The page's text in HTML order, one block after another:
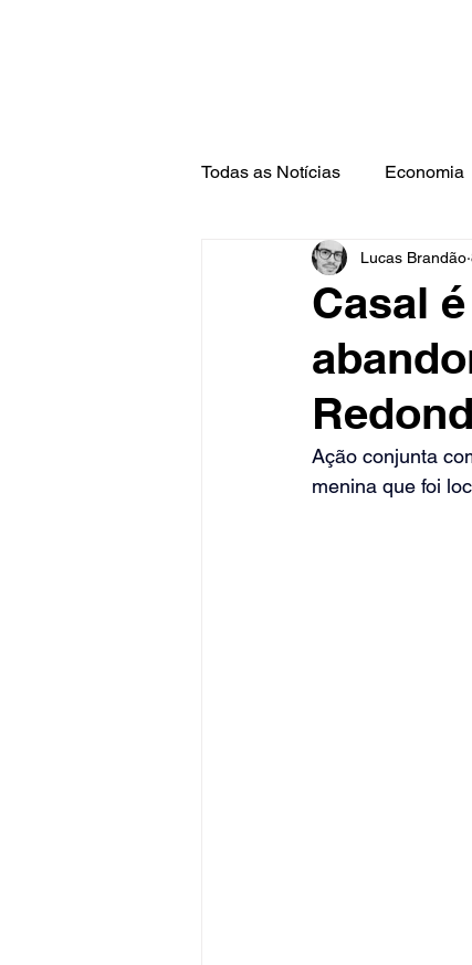
Todas as Notícias Economia
Barra Mansa Pinheiral
Casal
Lucas Brandão
Ação conjunta
menina que foi